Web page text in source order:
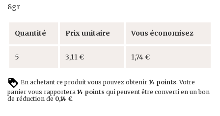
8gr
Quantité Prix unitaire Vous économisez
5 3,11 € 1,74 €
En achetant ce produit vous pouvez obtenir 14 points. Votre
panier vous rapportera 14 points qui peuvent être converti en un bon
de réduction de 0,14 €.